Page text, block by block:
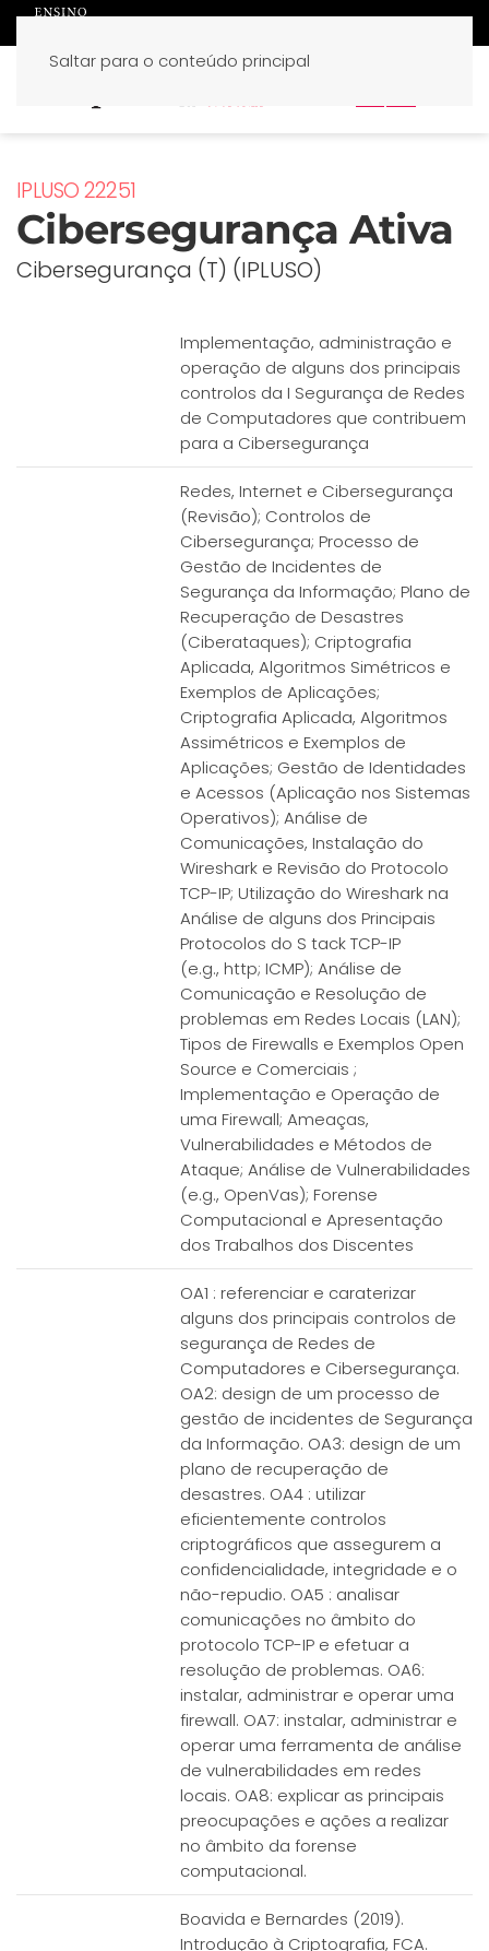
Saltar para o conteúdo principal
IPLUSO 22251
Cibersegurança Ativa
Cibersegurança (T) (IPLUSO)
Implementação, administração e
operação de alguns dos principais
controlos da I Segurança de Redes
de Computadores que contribuem
para a Cibersegurança
Redes, Internet e Cibersegurança
(Revisão); Controlos de
Cibersegurança; Processo de
Gestão de Incidentes de
Segurança da Informação; Plano de
Recuperação de Desastres
(Ciberataques); Criptografia
Aplicada, Algoritmos Simétricos e
Exemplos de Aplicações;
Criptografia Aplicada, Algoritmos
Assimétricos e Exemplos de
Aplicações; Gestão de Identidades
e Acessos (Aplicação nos Sistemas
Operativos); Análise de
Comunicações, Instalação do
Wireshark e Revisão do Protocolo
TCP-IP; Utilização do Wireshark na
Análise de alguns dos Principais
Protocolos do S tack TCP-IP
(e.g., http; ICMP); Análise de
Comunicação e Resolução de
problemas em Redes Locais (LAN);
Tipos de Firewalls e Exemplos Open
Source e Comerciais ;
Implementação e Operação de
uma Firewall; Ameaças,
Vulnerabilidades e Métodos de
Ataque; Análise de Vulnerabilidades
(e.g., OpenVas); Forense
Computacional e Apresentação
dos Trabalhos dos Discentes
OA1 : referenciar e caraterizar
alguns dos principais controlos de
segurança de Redes de
Computadores e Cibersegurança.
OA2: design de um processo de
gestão de incidentes de Segurança
da Informação. OA3: design de um
plano de recuperação de
desastres. OA4 : utilizar
eficientemente controlos
criptográficos que assegurem a
confidencialidade, integridade e o
não-repudio. OA5 : analisar
comunicações no âmbito do
protocolo TCP-IP e efetuar a
resolução de problemas. OA6:
instalar, administrar e operar uma
firewall. OA7: instalar, administrar e
operar uma ferramenta de análise
de vulnerabilidades em redes
locais. OA8: explicar as principais
preocupações e ações a realizar
no âmbito da forense
computacional.
Boavida e Bernardes (2019).
Introdução à Criptografia, FCA.